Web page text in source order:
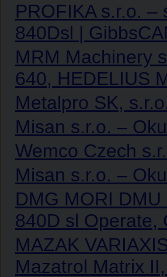
PROFIKA s.r.o.
840Dsl |
MRM Machinery
640, HEDELIUS
Metalpro SK,
Misan s.r.o. –
Wemco Czech
Misan s.r.o. –
DMG MORI
840D sl Operate,
MAZAK
Mazatrol Matrix